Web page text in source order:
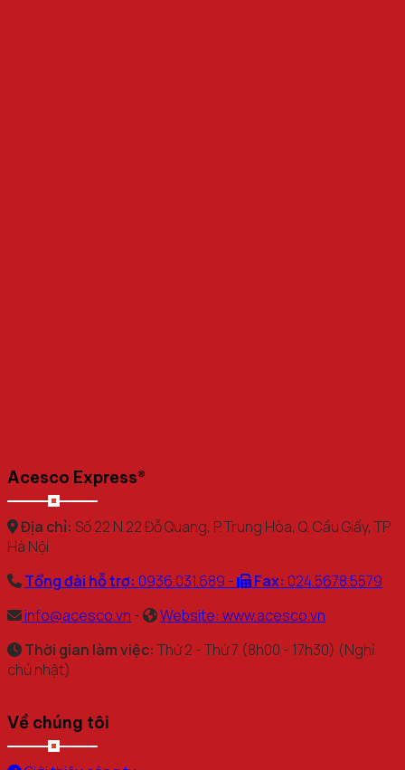
Acesco Express®
Địa chỉ: Số 22 N.22 Đỗ Quang, P. Trung Hòa, Q. Cầu Giấy, TP
Hà Nội
Tổng đài hỗ trợ: 0936.031.689 - Fax: 024.5678.5579
info@acesco.vn -
Website: www.acesco.vn
Thời gian làm việc: Thứ 2 - Thứ 7 (8h00 - 17h30) (Nghỉ
chủ nhật)
Về chúng tôi